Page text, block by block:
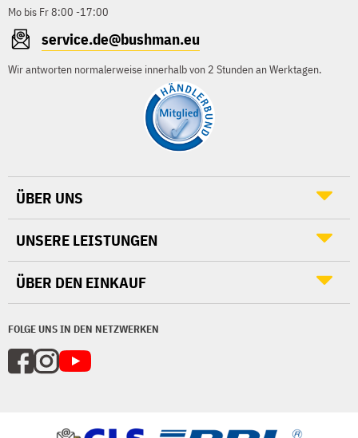
Mo bis Fr 8:00 -17:00
service.de@bushman.eu
Wir antworten normalerweise innerhalb von 2 Stunden an Werktagen.
FOLGE UNS IN DEN NETZWERKEN
ÜBER UNS
UNSERE LEISTUNGEN
ÜBER DEN EINKAUF